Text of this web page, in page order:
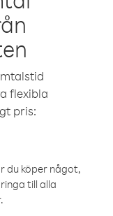
flexibla
pris:
du köper något,
till alla